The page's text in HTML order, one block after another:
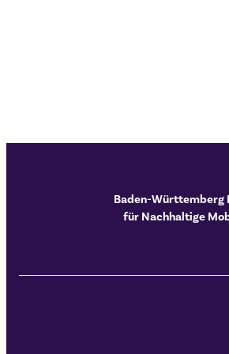
Baden-Württemberg
für Nachhaltige